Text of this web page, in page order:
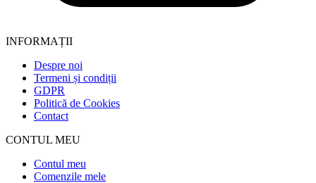
INFORMAȚII
Despre noi
Termeni și condiții
GDPR
Politică de Cookies
Contact
CONTUL MEU
Contul meu
Comenzile mele